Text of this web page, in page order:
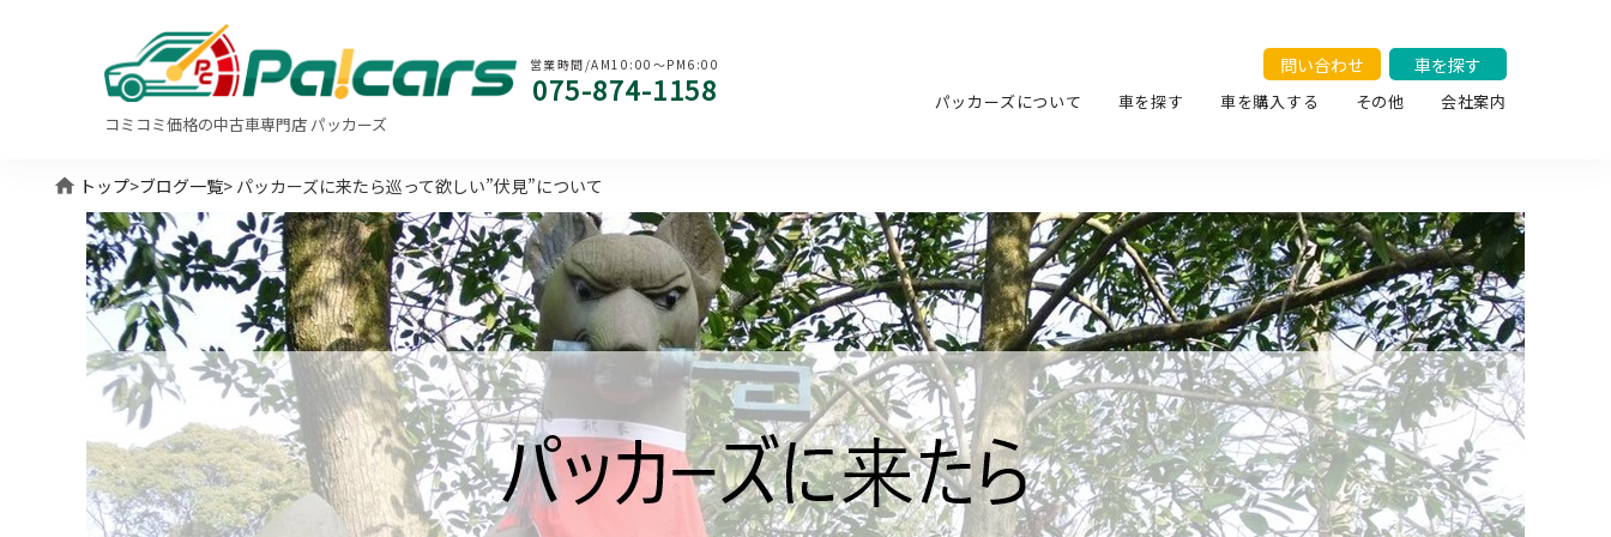
営業時間/AM10:00〜PM6:00
075-874-1158
コミコミ価格の中古車専門店 パッカーズ
問い合わせ 車を探す
パッカーズについて 車を探す 車を購入する その他 会社案内
home トップ>ブログ一覧> パッカーズに来たら巡って欲しい”伏見”について